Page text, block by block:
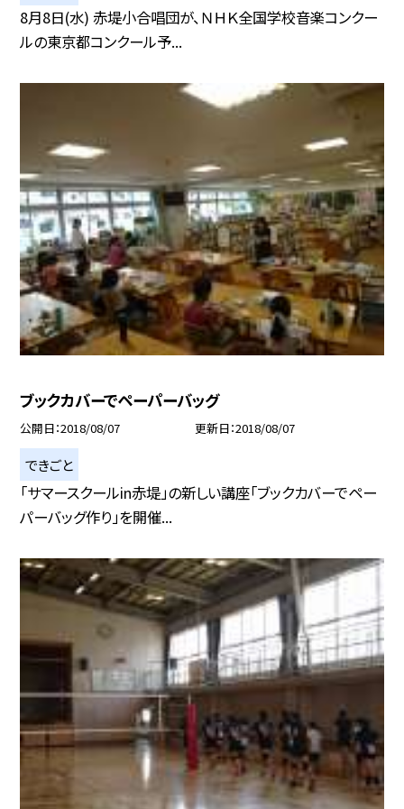
8月8日(水) 赤堤小合唱団が、ＮＨＫ全国学校音楽コンクー
ルの東京都コンクール予...
ブックカバーでペーパーバッグ
公開日 2018/08/07 更新日 2018/08/07
できごと
「サマースクールin赤堤」の新しい講座「ブックカバーでペー
パーバッグ作り」を開催...